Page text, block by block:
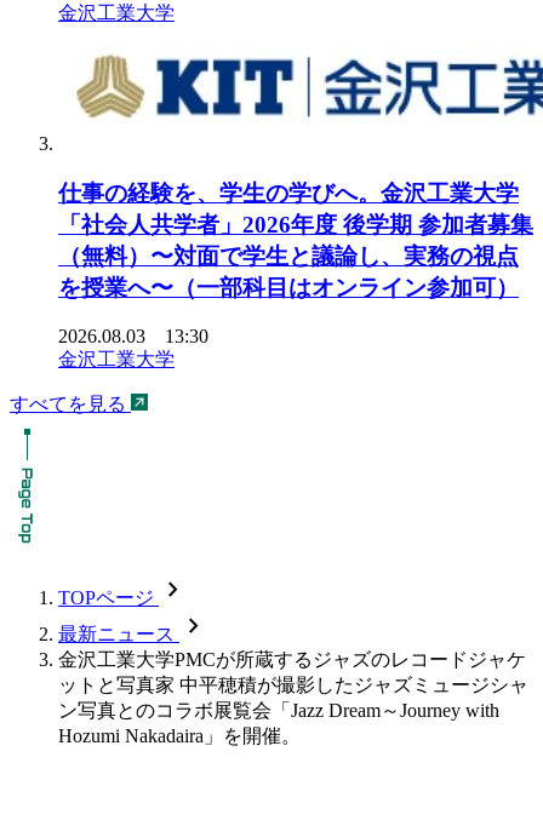
金沢工業大学
仕事の経験を、学生の学びへ。金沢工業大学
「社会人共学者」2026年度 後学期 参加者募集
（無料）〜対面で学生と議論し、実務の視点
を授業へ〜（一部科目はオンライン参加可）
2026.08.03 13:30
金沢工業大学
すべてを見る
TOPページ chevron_forward
最新ニュース chevron_forward
金沢工業大学PMCが所蔵するジャズのレコードジャケ
ットと写真家 中平穂積が撮影したジャズミュージシャ
ン写真とのコラボ展覧会「Jazz Dream～Journey with
Hozumi Nakadaira」を開催。